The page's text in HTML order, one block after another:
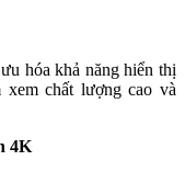
hóa khả năng hiển thị
xem chất lượng cao và
4K